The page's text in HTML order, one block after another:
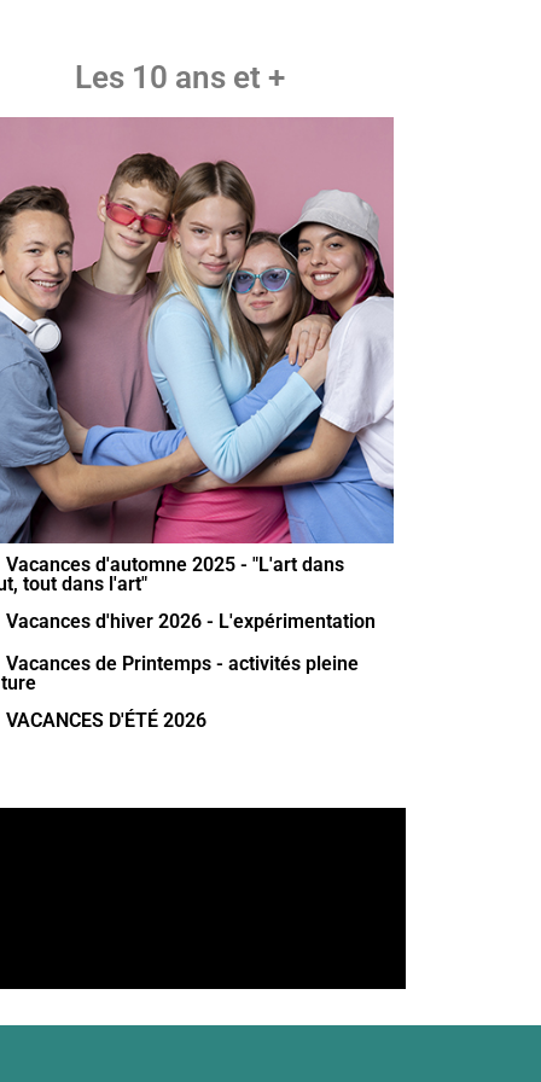
Les 10 ans et +
Vacances d'automne 2025 - "L'art dans
tout dans l'art"
Vacances d'hiver 2026 - L'expérimentation
Vacances de Printemps - activités pleine
VACANCES D'ÉTÉ 2026